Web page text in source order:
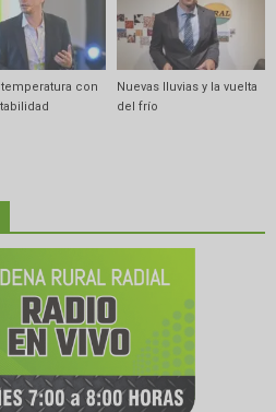
con
Nuevas lluvias y la vuelta
del frío